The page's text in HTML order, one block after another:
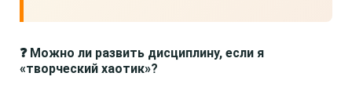
❓ Можно ли развить дисциплину, если я
«творческий хаотик»?